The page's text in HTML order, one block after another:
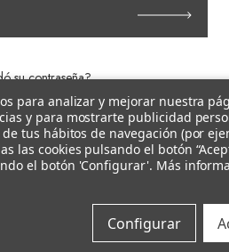
su contraseña?
Registrarse
para analizar y mejorar nuestra
y para mostrarte publicidad
tus hábitos de navegación (por
las cookies pulsando el botón
el botón 'Configurar'. Más
Configurar